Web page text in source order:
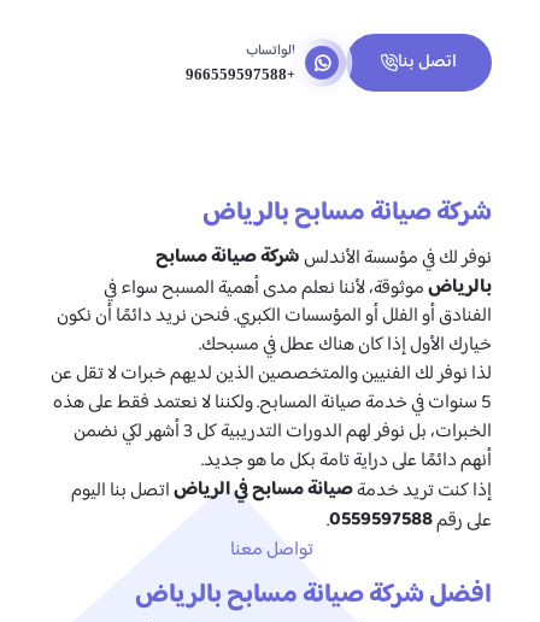
اتصل بنا الواتساب
+966559597588
شركة صيانة مسابح بالرياض
نوفر لك في مؤسسة الأندلسشركة صيانة مسابح
بالرياضموثوقة، لأننا نعلم مدى أهمية المسبح سواء في
الفنادق أو الفلل أو المؤسسات الكبري. فنحن نريد دائمًا أن نكون
خيارك الأول إذا كان هناك عطل في مسبحك.
لذا نوفر لك الفنيين والمتخصصين الذين لديهم خبرات لا تقل عن
5 سنوات في خدمة صيانة المسابح. ولكننا لا نعتمد فقط على هذه
الخبرات، بل نوفر لهم الدورات التدريبية كل 3 أشهر لكي نضمن
أنهم دائمًا على دراية تامة بكل ما هو جديد.
إذا كنت تريد خدمةصيانة مسابح في الرياضاتصل بنا اليوم
على رقم0559597588
.
تواصل معنا
افضل شركة صيانة مسابح بالرياض